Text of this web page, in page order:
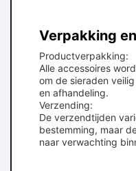
Verpakking
Productverpakking:
Alle accessoires
om de sieraden
en afhandeling.
Verzending:
De verzendtijden
bestemming, maar
naar verwachting